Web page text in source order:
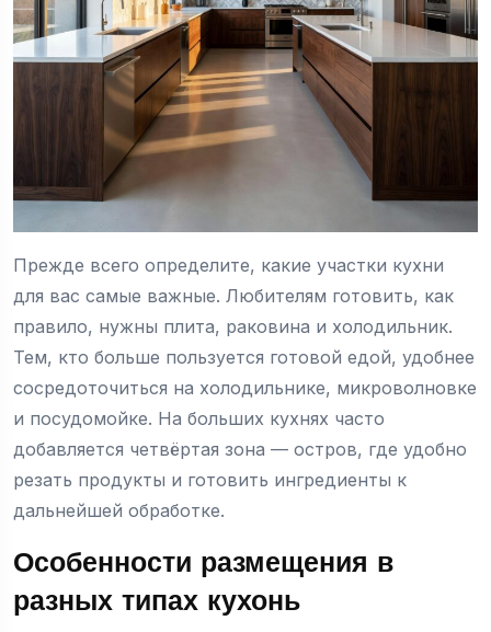
Прежде всего определите, какие участки кухни
для вас самые важные. Любителям готовить, как
правило, нужны плита, раковина и холодильник.
Тем, кто больше пользуется готовой едой, удобнее
сосредоточиться на холодильнике, микроволновке
и посудомойке. На больших кухнях часто
добавляется четвёртая зона — остров, где удобно
резать продукты и готовить ингредиенты к
дальнейшей обработке.
Особенности размещения в
разных типах кухонь